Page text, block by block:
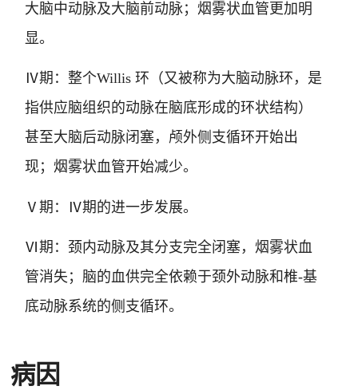
大脑中动脉及大脑前动脉；烟雾状血管更加明
显。
Ⅳ期：整个Willis 环（又被称为大脑动脉环，是
指供应脑组织的动脉在脑底形成的环状结构）
甚至大脑后动脉闭塞，颅外侧支循环开始出
现；烟雾状血管开始减少。
Ⅴ期：Ⅳ期的进一步发展。
Ⅵ期：颈内动脉及其分支完全闭塞，烟雾状血
管消失；脑的血供完全依赖于颈外动脉和椎-基
底动脉系统的侧支循环。
病因